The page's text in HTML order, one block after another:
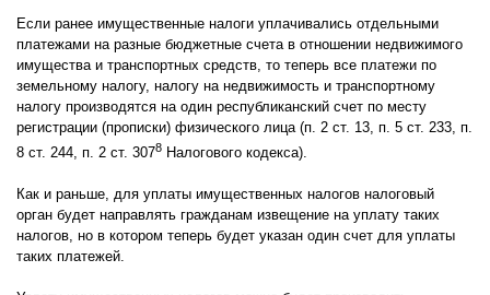
Если ранее имущественные налоги уплачивались отдельными
платежами на разные бюджетные счета в отношении недвижимого
имущества и транспортных средств, то теперь все платежи по
земельному налогу, налогу на недвижимость и транспортному
налогу производятся на один республиканский счет по месту
регистрации (прописки) физического лица (п. 2 ст. 13, п. 5 ст. 233, п.
8 ст. 244, п. 2 ст. 3078 Налогового кодекса).
Как и раньше, для уплаты имущественных налогов налоговый
орган будет направлять гражданам извещение на уплату таких
налогов, но в котором теперь будет указан один счет для уплаты
таких платежей.